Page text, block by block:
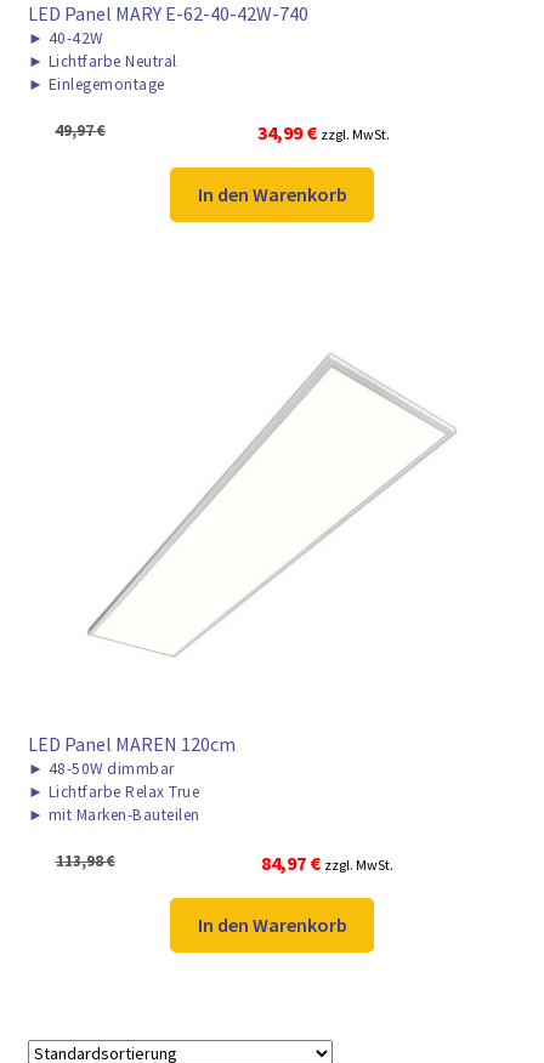
LED Panel MARY E-62-40-42W-740
► 40-42W
► Lichtfarbe Neutral
► Einlegemontage
49,97€
Ursprünglicher
Preis
war:
49,97 €
34,99€Aktueller
Preis
ist:
34,99 €.
zzgl. MwSt.
In den Warenkorb
LED Panel MAREN 120cm
► 48-50W dimmbar
► Lichtfarbe Relax True
► mit Marken-Bauteilen
113,98€
Ursprünglicher
Preis
war:
113,98 €
84,97 €Aktueller
Preis
ist:
84,97 €.
zzgl. MwSt.
In den Warenkorb